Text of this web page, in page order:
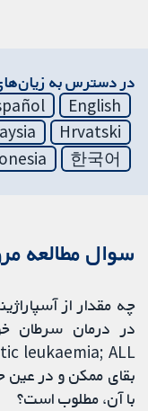
در دسترس به
English
Hrvatski
한국어
سوال مطالعه
بقای ممکن و در عین
با آن، مطلوب است؟